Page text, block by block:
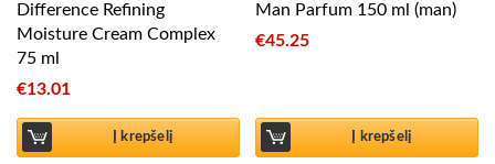
Difference Refining
Moisture Cream Complex
75 ml
€13.01
Į krepšelį
Man Parfum 150 ml (man)
€45.25
Į krepšelį